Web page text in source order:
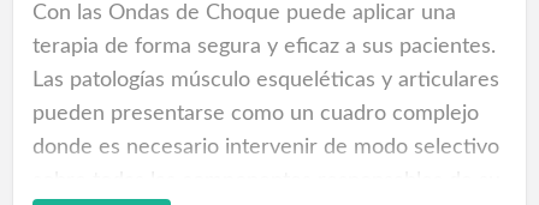
Con las Ondas de Choque puede aplicar una
terapia de forma segura y eficaz a sus pacientes.
Las patologías músculo esqueléticas y articulares
pueden presentarse como un cuadro complejo
donde es necesario intervenir de modo selectivo